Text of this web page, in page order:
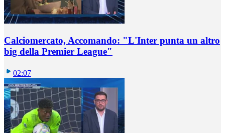
Calciomercato, Accomando: "L'Inter punta un altro
big della Premier League"
02:07